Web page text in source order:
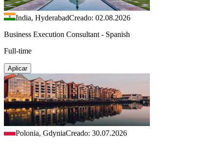
India, HyderabadCreado: 02.08.2026
Business Execution Consultant - Spanish
Full-time
Aplicar
Polonia, GdyniaCreado: 30.07.2026